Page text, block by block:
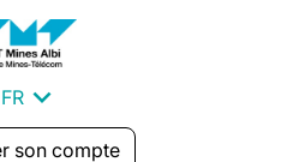
FRexpand_more
son compte